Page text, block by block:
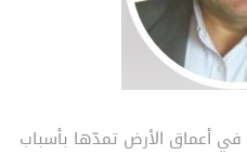
أعماق الأرض تمدّها بأسباب